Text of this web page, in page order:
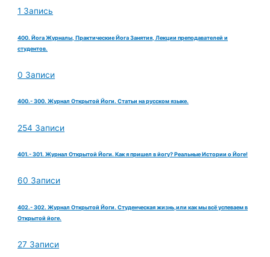
1 Запись
400. Йога Журналы, Практические Йога Занятия, Лекции преподавателей и
студентов.
0 Записи
400.- 300. Журнал Открытой Йоги. Статьи на русском языке.
254 Записи
401.- 301. Журнал Открытой Йоги. Как я пришел в йогу? Реальные Истории о Йоге!
60 Записи
402.- 302. Журнал Открытой Йоги. Студенческая жизнь,или как мы всё успеваем в
Открытой йоге.
27 Записи